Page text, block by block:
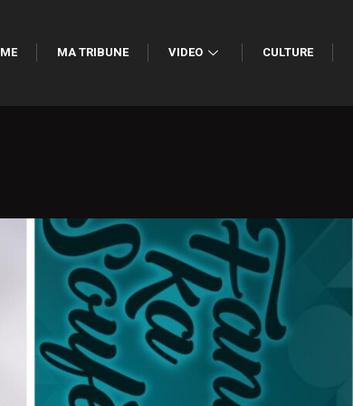
MA TRIBUNE VIDEO CULTURE